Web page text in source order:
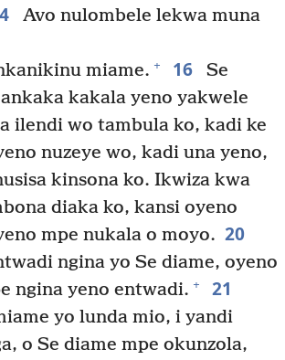
Avo nulombele lekwa muna
miame. + 16
Se
ankaka kakala yeno yakwele
ilendi wo tambula ko, kadi ke
nuzeye wo, kadi una yeno,
kinsona ko. Ikwiza kwa
diaka ko, kansi oyeno
mpe nukala o moyo. 20
ngina yo Se diame, oyeno
ngina yeno entwadi. + 21
yo lunda mio, i yandi
o Se diame mpe okunzola,